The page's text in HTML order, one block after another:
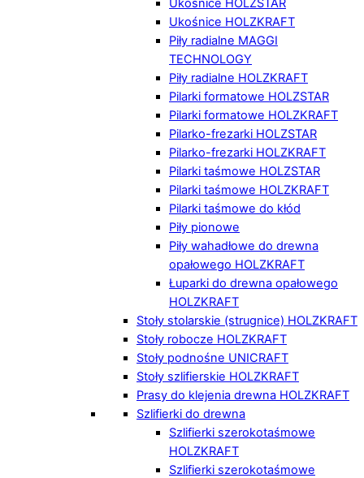
Ukośnice HOLZSTAR
Ukośnice HOLZKRAFT
Piły radialne MAGGI
TECHNOLOGY
Piły radialne HOLZKRAFT
Pilarki formatowe HOLZSTAR
Pilarki formatowe HOLZKRAFT
Pilarko-frezarki HOLZSTAR
Pilarko-frezarki HOLZKRAFT
Pilarki taśmowe HOLZSTAR
Pilarki taśmowe HOLZKRAFT
Pilarki taśmowe do kłód
Piły pionowe
Piły wahadłowe do drewna
opałowego HOLZKRAFT
Łuparki do drewna opałowego
HOLZKRAFT
Stoły stolarskie (strugnice) HOLZKRAFT
Stoły robocze HOLZKRAFT
Stoły podnośne UNICRAFT
Stoły szlifierskie HOLZKRAFT
Prasy do klejenia drewna HOLZKRAFT
Szlifierki do drewna
Szlifierki szerokotaśmowe
HOLZKRAFT
Szlifierki szerokotaśmowe